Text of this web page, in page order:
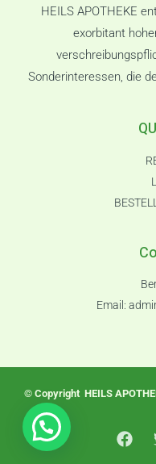
HEILS APOTHEKE
exorbitant
Sonderinteressen, die
Email:
© Copyright HEILS